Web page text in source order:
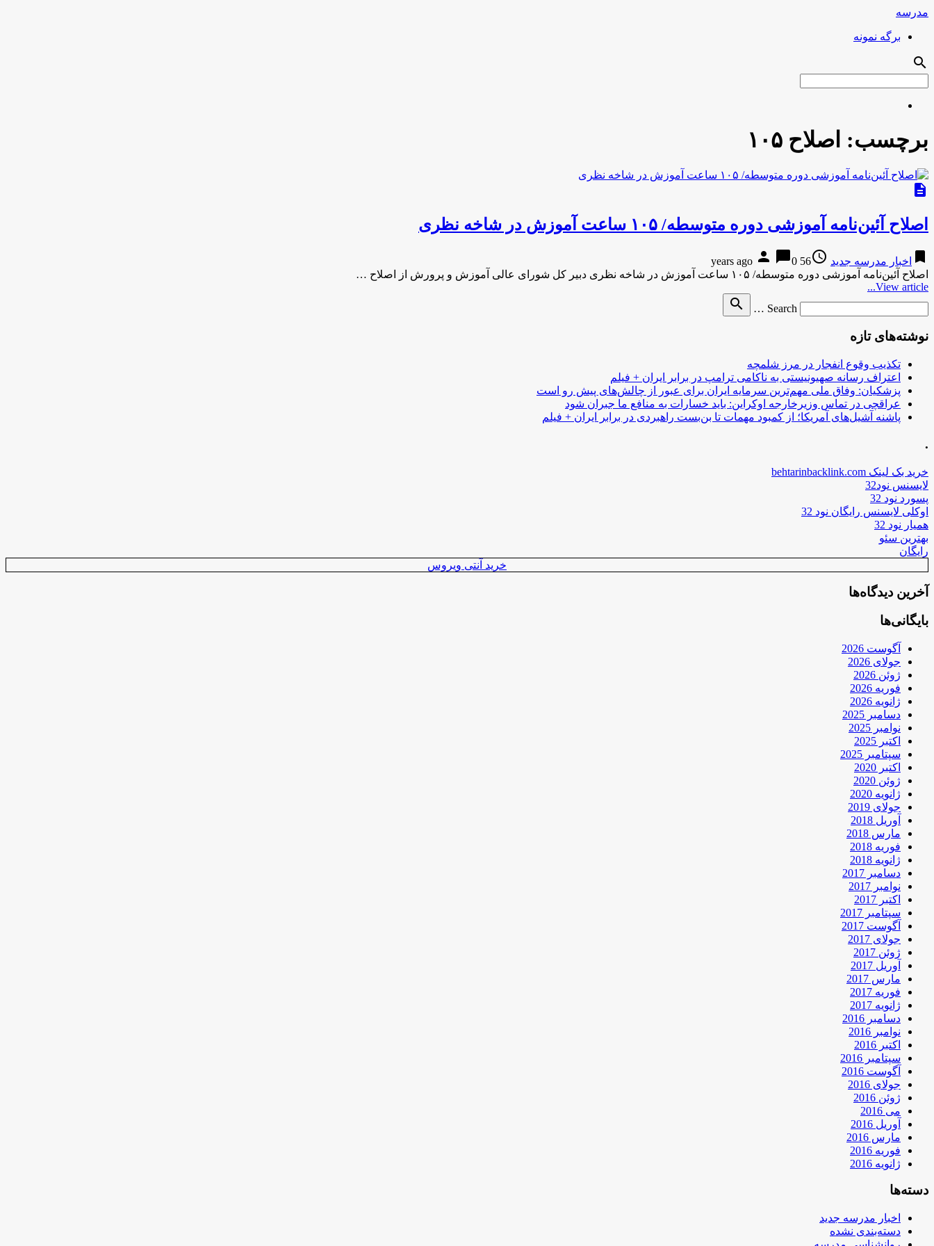
مدرسه
برگه نمونه
search
برچسب: اصلاح ۱۰۵
description
اصلاح آئین‌نامه آموزشی دوره متوسطه/ ۱۰۵ ساعت آموزش در شاخه نظری
bookmark اخبار مدرسه جدید access_time
56 years ago
person chat_bubble0
اصلاح آئین‌نامه آموزشی دوره متوسطه/ ۱۰۵ ساعت آموزش در شاخه نظری دبیر کل شورای عالی آموزش و پرورش از اصلاح …
View article...
Search …
search
نوشته‌های تازه
تکذیب وقوع انفجار در مرز شلمچه
اعتراف رسانه صهیونیستی به ناکامی ترامپ در برابر ایران + فیلم
پزشکیان: وفاق ملی مهم‌ترین سرمایه ایران برای عبور از چالش‌های پیش رو است
عراقچی در تماس وزیرخارجه اوکراین: باید خسارات به منافع ما جبران شود
پاشنه آشیل‌های آمریکا؛ از کمبود مهمات تا بن‌بست راهبردی در برابر ایران + فیلم
.
خرید بک لینک behtarinbacklink.com
لایسنس نود32
پسورد نود 32
اوکلی لایسنس رایگان نود 32
همیار نود 32
بهترین سئو
رایگان
خرید آنتی ویروس
آخرین دیدگاه‌ها
بایگانی‌ها
آگوست 2026
جولای 2026
ژوئن 2026
فوریه 2026
ژانویه 2026
دسامبر 2025
نوامبر 2025
اکتبر 2025
سپتامبر 2025
اکتبر 2020
ژوئن 2020
ژانویه 2020
جولای 2019
آوریل 2018
مارس 2018
فوریه 2018
ژانویه 2018
دسامبر 2017
نوامبر 2017
اکتبر 2017
سپتامبر 2017
آگوست 2017
جولای 2017
ژوئن 2017
آوریل 2017
مارس 2017
فوریه 2017
ژانویه 2017
دسامبر 2016
نوامبر 2016
اکتبر 2016
سپتامبر 2016
آگوست 2016
جولای 2016
ژوئن 2016
می 2016
آوریل 2016
مارس 2016
فوریه 2016
ژانویه 2016
دسته‌ها
اخبار مدرسه جدید
دسته‌بندی نشده